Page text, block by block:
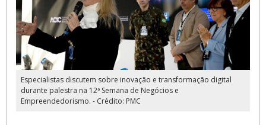
Especialistas discutem sobre inovação e transformação digital
durante palestra na 12ª Semana de Negócios e
Empreendedorismo. - Crédito: PMC